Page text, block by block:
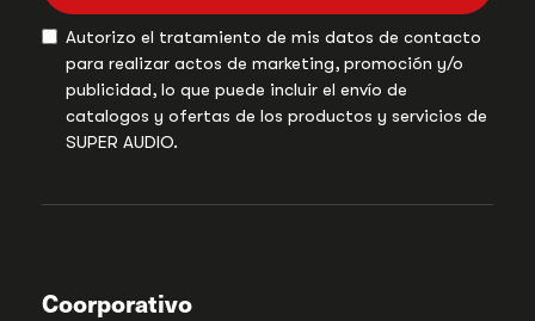
Autorizo el tratamiento de mis datos de contacto
para realizar actos de marketing, promoción y/o
publicidad, lo que puede incluir el envío de
catalogos y ofertas de los productos y servicios de
SUPER AUDIO.
Coorporativo